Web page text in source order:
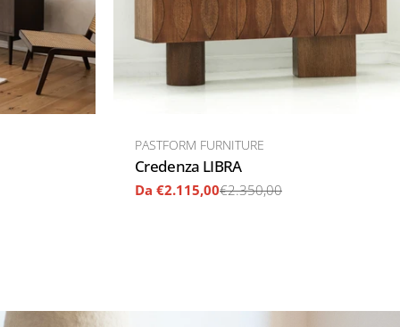
VENDITORE:
PASTFORM FURNITURE
TIPO:
Credenza LIBRA
Prezzo
Da €2.115,00
Prezzo
€2.350,00